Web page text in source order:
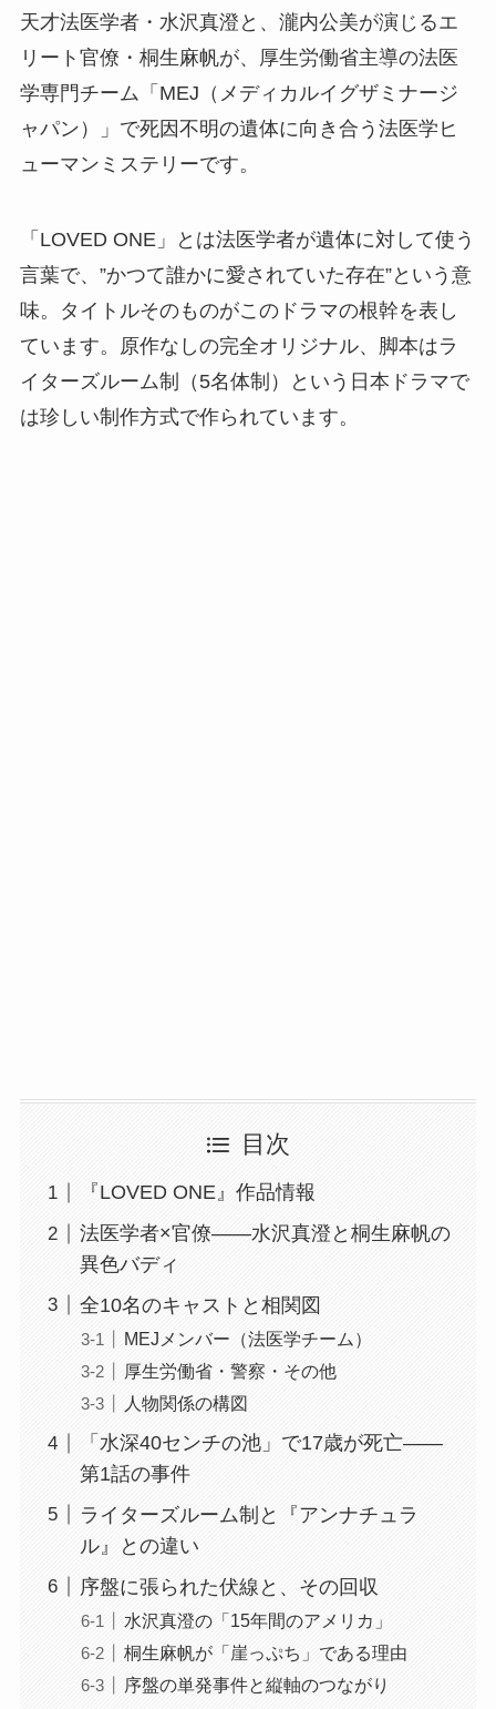
天才法医学者・水沢真澄と、瀧内公美が演じるエ
リート官僚・桐生麻帆が、厚生労働省主導の法医
学専門チーム「MEJ（メディカルイグザミナージ
ャパン）」で死因不明の遺体に向き合う法医学ヒ
ューマンミステリーです。
「LOVED ONE」とは法医学者が遺体に対して使う
言葉で、”かつて誰かに愛されていた存在”という意
味。タイトルそのものがこのドラマの根幹を表し
ています。原作なしの完全オリジナル、脚本はラ
イターズルーム制（5名体制）という日本ドラマで
は珍しい制作方式で作られています。
目次
『LOVED ONE』作品情報
法医学者×官僚——水沢真澄と桐生麻帆の
異色バディ
全10名のキャストと相関図
MEJメンバー（法医学チーム）
厚生労働省・警察・その他
人物関係の構図
「水深40センチの池」で17歳が死亡——
第1話の事件
ライターズルーム制と『アンナチュラ
ル』との違い
序盤に張られた伏線と、その回収
水沢真澄の「15年間のアメリカ」
桐生麻帆が「崖っぷち」である理由
序盤の単発事件と縦軸のつながり